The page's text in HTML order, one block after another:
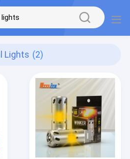
Lights (2)